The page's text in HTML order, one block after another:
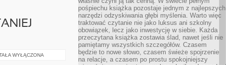
WYŁĄCZONA
pośpiechu książka pozostaje jednym z najlepszych
narzędzi odzyskiwania głębi myślenia. Warto więc
traktować czytanie nie jako luksus ani szkolny
obowiązek, lecz jako inwestycję w siebie. Każda
przeczytana książka zostawia ślad, nawet jeśli nie
pamiętamy wszystkich szczegółów. Czasem
będzie to nowe słowo, czasem świeże spojrzenie
na relacje, a czasem po prostu spokojniejszy